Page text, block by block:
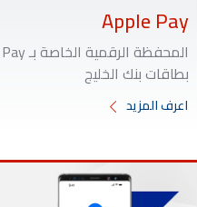
Apple Pay
بطاقات بنك الخليج
اعرف المزيد